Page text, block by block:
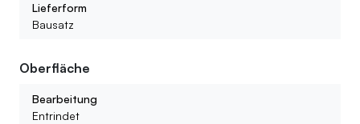
Lieferform
Bausatz
Oberfläche
Bearbeitung
Entrindet